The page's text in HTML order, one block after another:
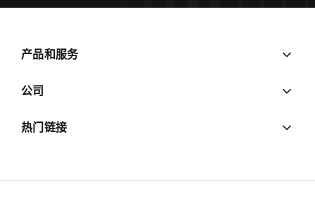
产品和服务
公司
热门链接